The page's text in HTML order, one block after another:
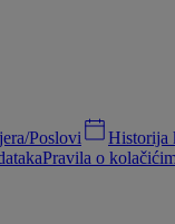
Poslovi
Historija
Pravila o